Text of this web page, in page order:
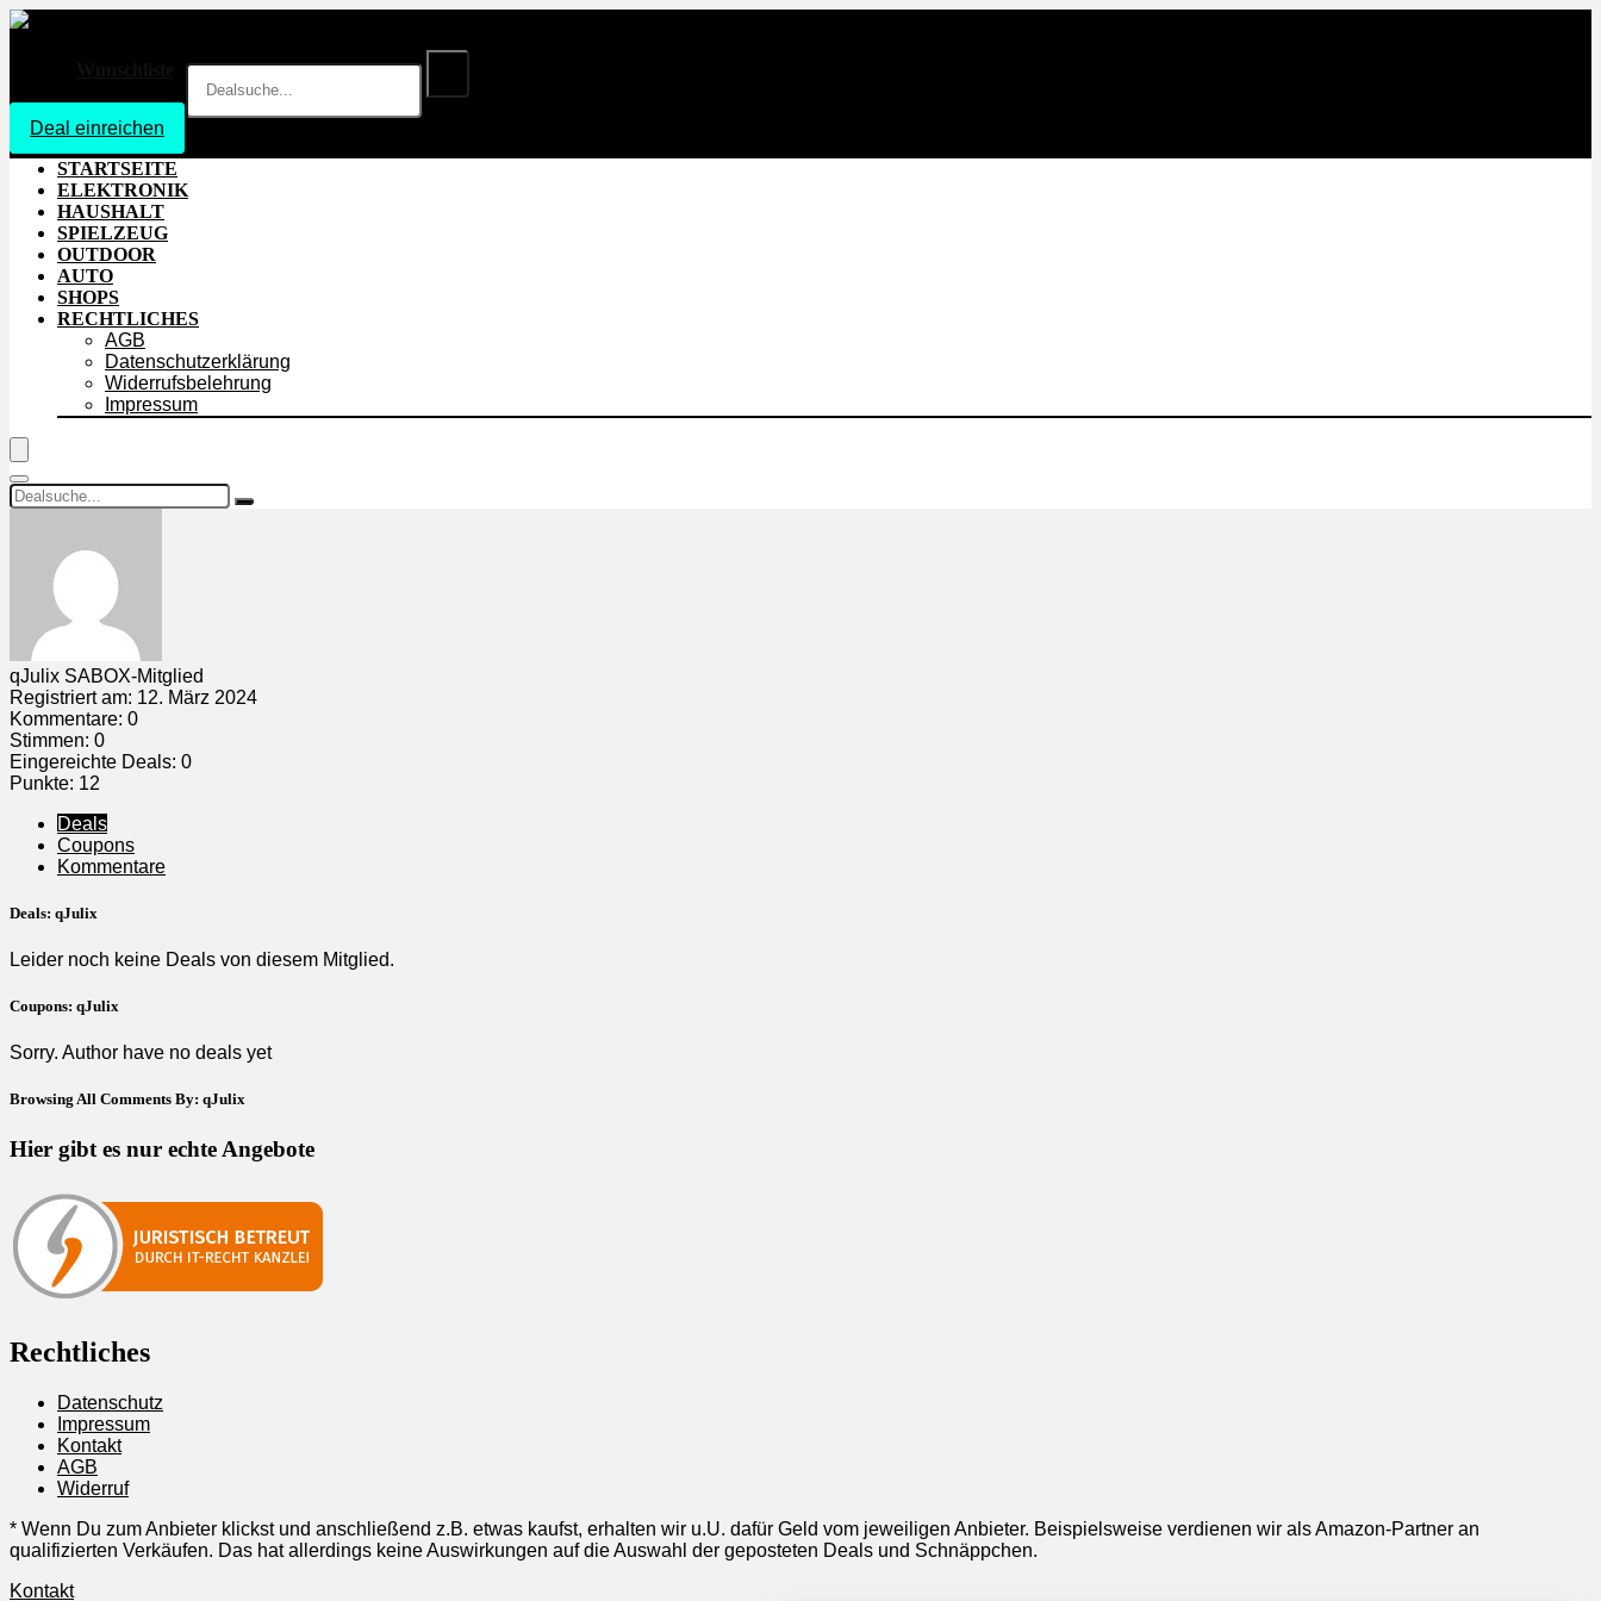
Deal einreichen
STARTSEITE
ELEKTRONIK
HAUSHALT
SPIELZEUG
OUTDOOR
AUTO
SHOPS
RECHTLICHES
AGB
Datenschutzerklärung
Widerrufsbelehrung
Impressum
qJulix SABOX-Mitglied
Registriert am: 12. März 2024
Kommentare: 0
Stimmen: 0
Eingereichte Deals: 0
Punkte: 12
Deals
Coupons
Kommentare
Deals: qJulix
Leider noch keine Deals von diesem Mitglied.
Coupons: qJulix
Sorry. Author have no deals yet
Browsing All Comments By: qJulix
Hier gibt es nur echte Angebote
Rechtliches
Datenschutz
Impressum
Kontakt
AGB
Widerruf
* Wenn Du zum Anbieter klickst und anschließend z.B. etwas kaufst, erhalten wir u.U. dafür Geld vom jeweiligen Anbieter. Beispielsweise verdienen wir als Amazon-Partner an
qualifizierten Verkäufen. Das hat allerdings keine Auswirkungen auf die Auswahl der geposteten Deals und Schnäppchen.
Kontakt